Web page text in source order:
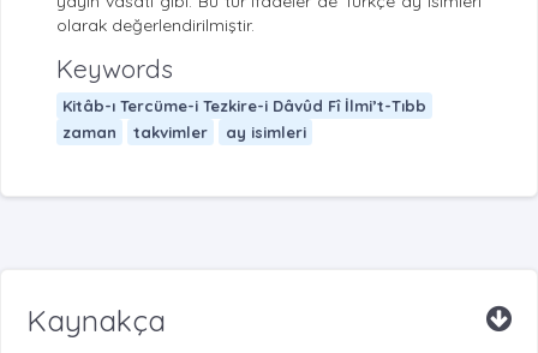
olarak değerlendirilmiştir.
Keywords
Kitâb-ı Tercüme-i Tezkire-i Dâvûd Fî İlmi’t-Tıbb
zaman
takvimler ay isimleri
Kaynakça